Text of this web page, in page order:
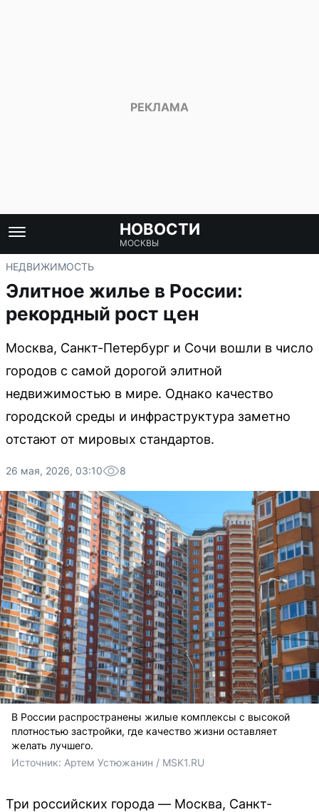
НОВОСТИ
МОСКВЫ
НЕДВИЖИМОСТЬ
Элитное жилье в России:
рекордный рост цен
Москва, Санкт-Петербург и Сочи вошли в число
городов с самой дорогой элитной
недвижимостью в мире. Однако качество
городской среды и инфраструктура заметно
отстают от мировых стандартов.
26 мая, 2026, 03:10 8
В России распространены жилые комплексы с высокой
плотностью застройки, где качество жизни оставляет
желать лучшего.
Источник: Артем Устюжанин / MSK1.RU
Три российских города — Москва, Санкт-